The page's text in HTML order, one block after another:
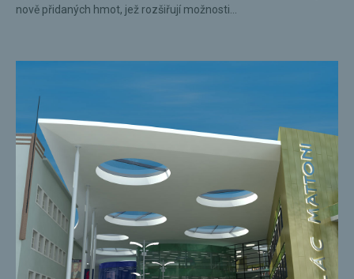
nově přidaných hmot, jež rozšiřují možnosti...